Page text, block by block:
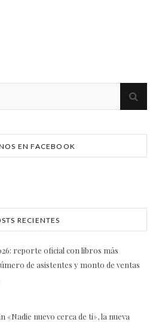
EN FACEBOOK
RECIENTES
reporte oficial con libros más
de asistentes y monto de ventas
«Nadie nuevo cerca de ti», la nueva